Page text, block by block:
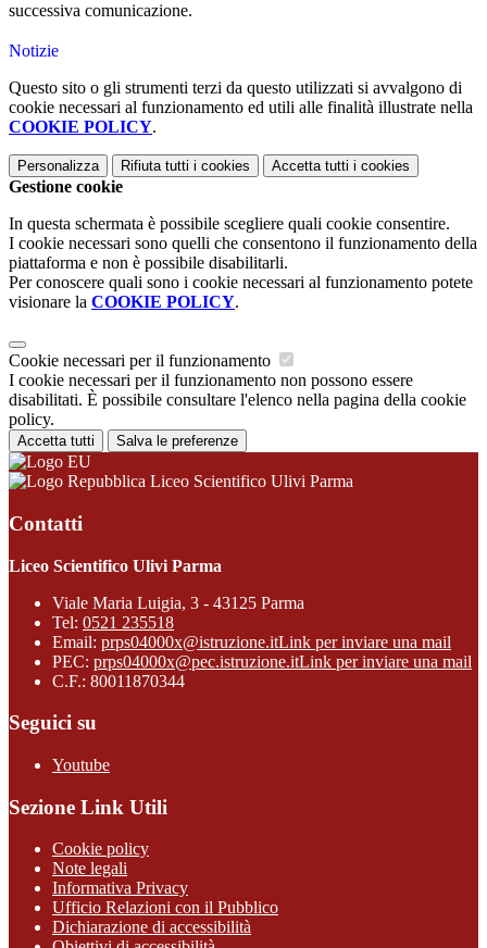
successiva comunicazione.
Notizie
Questo sito o gli strumenti terzi da questo utilizzati si avvalgono di
cookie necessari al funzionamento ed utili alle finalità illustrate nella
COOKIE POLICY.
Personalizza Rifiuta tutti i cookies Accetta tutti i cookies
Gestione cookie
In questa schermata è possibile scegliere quali cookie consentire.
I cookie necessari sono quelli che consentono il funzionamento della
piattaforma e non è possibile disabilitarli.
Per conoscere quali sono i cookie necessari al funzionamento potete
visionare la COOKIE POLICY.
Cookie necessari per il funzionamento
I cookie necessari per il funzionamento non possono essere
disabilitati. È possibile consultare l'elenco nella pagina della cookie
policy.
Accetta tutti Salva le preferenze
Liceo Scientifico Ulivi Parma
Contatti
Liceo Scientifico Ulivi Parma
Viale Maria Luigia, 3 - 43125 Parma
Tel: 0521 235518
Email: prps04000x@istruzione.itLink per inviare una mail
PEC: prps04000x@pec.istruzione.itLink per inviare una mail
C.F.: 80011870344
Seguici su
Youtube
Sezione Link Utili
Cookie policy
Note legali
Informativa Privacy
Ufficio Relazioni con il Pubblico
Dichiarazione di accessibilità